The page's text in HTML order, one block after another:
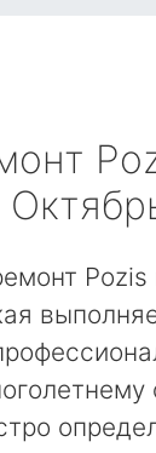
Pozis